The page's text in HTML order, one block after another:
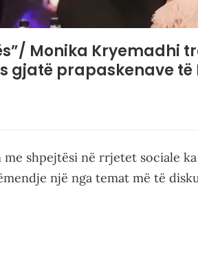
Monika Kryemadhi
gjatë prapaskenave të
shpejtësi në rrjetet sociale
një nga temat më të